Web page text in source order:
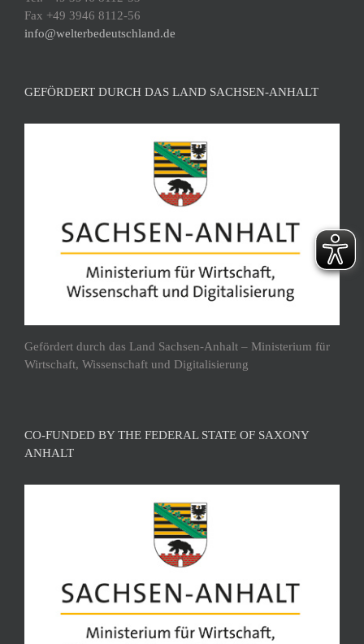
Fax +49 3946 8112-56
info@welterbedeutschland.de
GEFÖRDERT DURCH DAS LAND SACHSEN-ANHALT
Gefördert durch das Land Sachsen-Anhalt – Ministerium für
Wirtschaft, Wissenschaft und Digitalisierung
CO-FUNDED BY THE FEDERAL STATE OF SAXONY
ANHALT